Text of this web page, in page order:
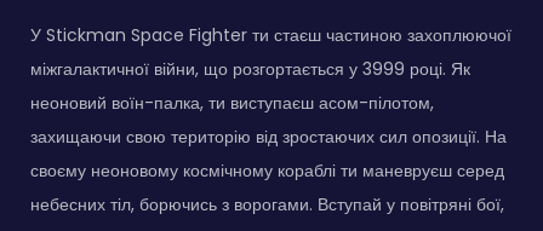
У Stickman Space Fighter ти стаєш частиною захоплюючої
міжгалактичної війни, що розгортається у 3999 році. Як
неоновий воїн-палка, ти виступаєш асом-пілотом,
захищаючи свою територію від зростаючих сил опозиції. На
своєму неоновому космічному кораблі ти маневруєш серед
небесних тіл, борючись з ворогами. Вступай у повітряні бої,